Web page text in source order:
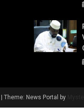
|Theme: News Portal by